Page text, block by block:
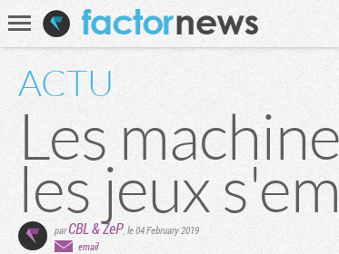
Recherche
ACTU
Les
les jeux
parCBL&ZeP,le 04 February 2019
email